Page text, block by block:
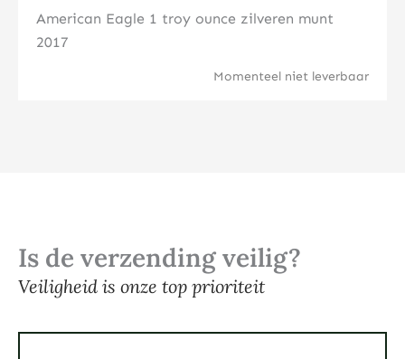
American Eagle 1 troy ounce zilveren munt
2017
Momenteel niet leverbaar
Is de verzending veilig?
Veiligheid is onze top prioriteit